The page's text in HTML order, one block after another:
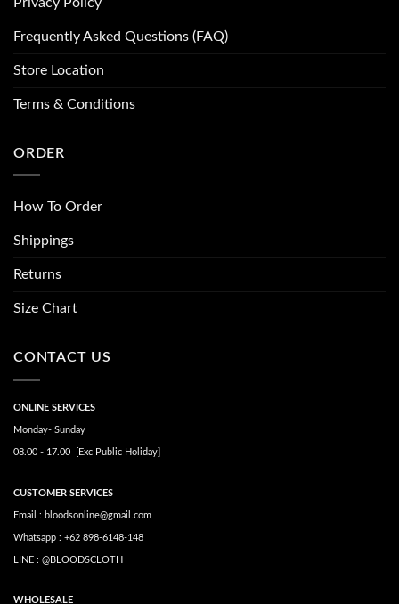
Frequently Asked Questions (FAQ)
Store Location
Terms & Conditions
ORDER
How To Order
Shippings
Returns
Size Chart
CONTACT US
ONLINE SERVICES
Monday- Sunday
08.00 - 17.00 [Exc Public Holiday]
CUSTOMER SERVICES
Email : bloodsonline@gmail.com
Whatsapp : +62 898-6148-148
LINE : @BLOODSCLOTH
WHOLESALE